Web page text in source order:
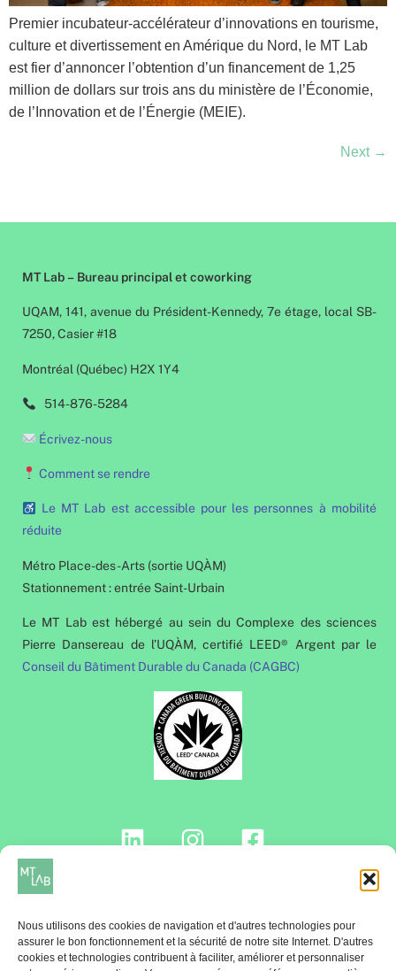
Nous utilisons des cookies de navigation et d'autres technologies pour
assurer le bon fonctionnement et la sécurité de notre site Internet. D'autres
cookies et technologies contribuent à faciliter, améliorer et personnaliser
Premier incubateur-accélérateur d’innovations en tourisme,
culture et divertissement en Amérique du Nord, le MT Lab
est fier d’annoncer l’obtention d’un financement de 1,25
million de dollars sur trois ans du ministère de l’Économie,
de l’Innovation et de l’Énergie (MEIE).
Next →
MT Lab – Bureau principal et coworking
UQAM, 141, avenue du Président-Kennedy, 7e étage, local SB-
7250, Casier #18
Montréal (Québec) H2X 1Y4
514-876-5284
Écrivez-nous
Comment se rendre
Le MT Lab est accessible pour les personnes à mobilité
réduite
Métro Place-des-Arts (sortie UQÀM)
Stationnement : entrée Saint-Urbain
Le MT Lab est hébergé au sein du Complexe des sciences
Pierre Dansereau de l’UQÀM, certifié LEED® Argent par le
Conseil du Bâtiment Durable du Canada (CAGBC)